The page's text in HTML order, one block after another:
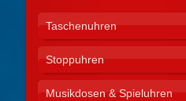
Taschenuhren
Stoppuhren
Musikdosen & Spieluhren